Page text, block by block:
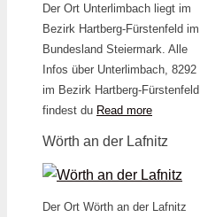
Der Ort Unterlimbach liegt im
Bezirk Hartberg-Fürstenfeld im
Bundesland Steiermark. Alle
Infos über Unterlimbach, 8292
im Bezirk Hartberg-Fürstenfeld
findest du Read more
Wörth an der Lafnitz
Der Ort Wörth an der Lafnitz